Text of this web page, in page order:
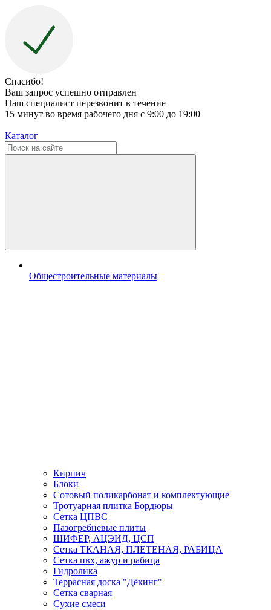
Спасибо!
Ваш запрос успешно отправлен
Наш специалист перезвонит в течение
15 минут во время рабочего дня с 9:00 до 19:00
Каталог
Общестроительные материалы
Кирпич
Блоки
Сотовый поликарбонат и комплектующие
Тротуарная плитка Бордюры
Сетка ЦПВС
Пазогребневые плиты
ШИФЕР, АЦЭИД, ЦСП
Сетка ТКАНАЯ, ПЛЕТЕНАЯ, РАБИЦА
Сетка пвх, ажур и рабица
Гидролика
Террасная доска "Дёкинг"
Сетка сварная
Сухие смеси